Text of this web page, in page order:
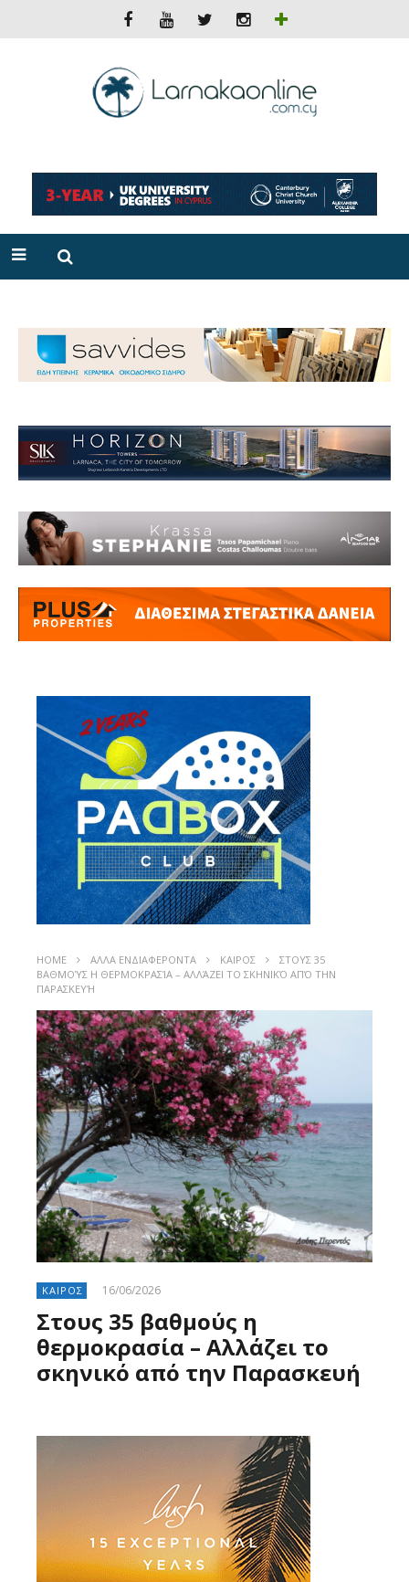
HOME ΑΛΛΑ ΕΝΔΙΑΦΕΡΟΝΤΑ ΚΑΙΡΟΣ
ΣΤΟΥΣ 35
ΒΑΘΜΟΎΣ Η ΘΕΡΜΟΚΡΑΣΊΑ – ΑΛΛΆΖΕΙ ΤΟ ΣΚΗΝΙΚΌ ΑΠΌ ΤΗΝ
ΠΑΡΑΣΚΕΥΉ
ΚΑΙΡΟΣ 16/06/2026
Στους 35 βαθμούς η
θερμοκρασία – Αλλάζει το
σκηνικό από την Παρασκευή